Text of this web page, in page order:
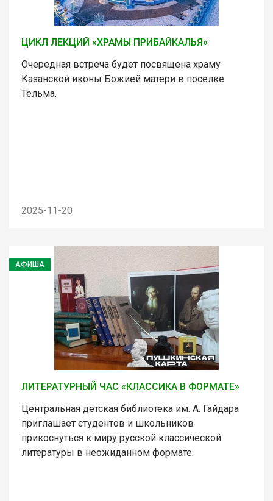
ЦИКЛ ЛЕКЦИЙ «ХРАМЫ ПРИБАЙКАЛЬЯ»
Очередная встреча будет посвящена храму
Казанской иконы Божией матери в поселке
Тельма.
2025-11-20
АФИША
ЛИТЕРАТУРНЫЙ ЧАС «КЛАССИКА В ФОРМАТЕ»
Центральная детская библиотека им. А. Гайдара
приглашает студентов и школьников
прикоснуться к миру русской классической
литературы в неожиданном формате.